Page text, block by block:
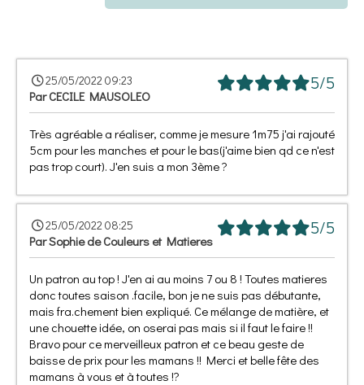
5/5
25/05/2022 09:23
ParCECILE MAUSOLEO
Très agréable a réaliser, comme je mesure 1m75 j'ai rajouté
5cm pour les manches et pour le bas(j'aime bien qd ce n'est
pas trop court). J'en suis a mon 3ème ?
5/5
25/05/2022 08:25
ParSophie de Couleurs et Matieres
Un patron au top ! J'en ai au moins 7 ou 8 ! Toutes matieres
donc toutes saison .facile, bon je ne suis pas débutante,
mais fra.chement bien expliqué. Ce mélange de matière, et
une chouette idée, on oserai pas mais si il faut le faire !!
Bravo pour ce merveilleux patron et ce beau geste de
baisse de prix pour les mamans !! Merci et belle fête des
mamans à vous et à toutes !?